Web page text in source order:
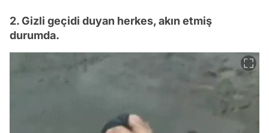
2. Gizli geçidi duyan herkes, akın etmiş
durumda.